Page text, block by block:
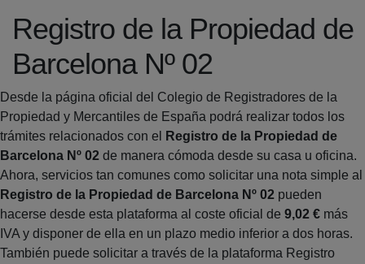
Registro de la Propiedad de
Barcelona Nº 02
Desde la página oficial del Colegio de Registradores de la
Propiedad y Mercantiles de España podrá realizar todos los
trámites relacionados con el
Registro de la Propiedad de
Barcelona Nº 02 de manera cómoda desde su casa u oficina.
Ahora, servicios tan comunes como solicitar una nota simple al
Registro de la Propiedad de Barcelona Nº 02 pueden
hacerse desde esta plataforma al coste oficial de 9,02 € más
IVA y disponer de ella en un plazo medio inferior a dos horas.
También puede solicitar a través de la plataforma Registro